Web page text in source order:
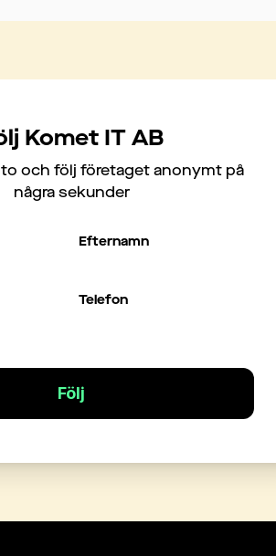
Komet IT AB
och följ företaget anonymt på
några sekunder
Efternamn
Telefon
Följ